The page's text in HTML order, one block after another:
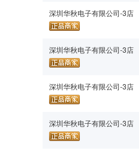
深圳华秋电子有限公司-3店
深圳华秋电子有限公司-3店
深圳华秋电子有限公司-3店
深圳华秋电子有限公司-3店